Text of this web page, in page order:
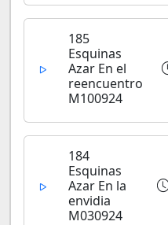
185
Esquinas
Azar En el
reencuentro
M100924
184
Esquinas
Azar En la
envidia
M030924